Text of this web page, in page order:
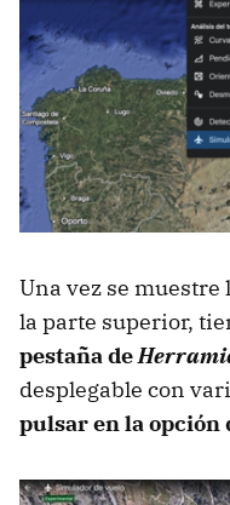
Una vez se
la parte superior,
pestaña de
desplegable con
pulsar en la opción